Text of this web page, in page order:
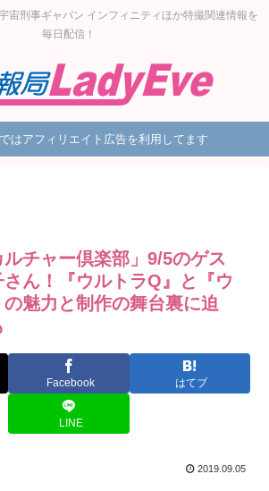
宙刑事ギャバン インフィニティほか特撮関連情報を
毎日配信！
はアフィリエイト広告を利用してます
ルチャー倶楽部」9/5のゲス
さん！『ウルトラQ』と『ウ
魅力と制作の舞台裏に迫
Facebook はてブ
LINE
2019.09.05